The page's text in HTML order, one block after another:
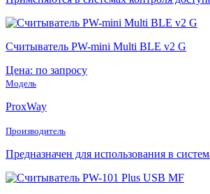
Считыватель PW-mini Multi BLE v2 G
Цена: по запросу
Модель
ProxWay
Производитель
Предназначен для использования в